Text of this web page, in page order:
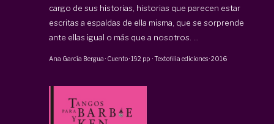
cargo de sus historias, historias que parecen estar
escritas a espaldas de ella misma, que se sorprende
ante ellas igual o más que a nosotros. ...
Ana García Bergua · Cuento·192 pp ·Textofilia ediciones·2016